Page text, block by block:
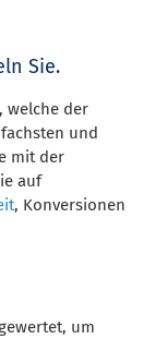
Sie.
welche der
und
mit der
auf
, Konversionen
um